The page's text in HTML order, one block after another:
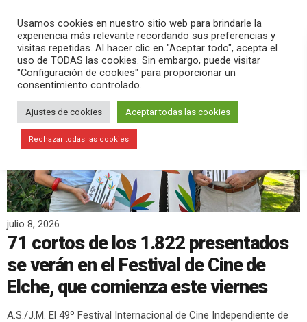
search menu pause PLAY
julio 8, 2026
71 cortos de los 1.822 presentados
se verán en el Festival de Cine de
Elche, que comienza este viernes
A.S./J.M. El 49º Festival Internacional de Cine Independiente de
Usamos cookies en nuestro sitio web para brindarle la
experiencia más relevante recordando sus preferencias y
visitas repetidas. Al hacer clic en "Aceptar todo", acepta el
uso de TODAS las cookies. Sin embargo, puede visitar
"Configuración de cookies" para proporcionar un
consentimiento controlado.
Ajustes de cookies Aceptar todas las cookies
Rechazar todas las cookies